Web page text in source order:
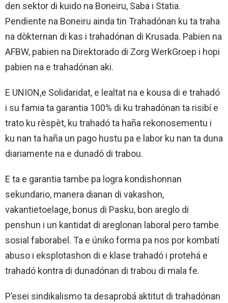
den sektor di kuido na Boneiru, Saba i Statia.
Pendiente na Boneiru ainda tin Trahadónan ku ta traha
na dòkternan di kas i trahadónan di Krusada. Pabien na
AFBW, pabien na Direktorado di Zorg WerkGroep i hopi
pabien na e trahadónan aki.
E UNION,e Solidaridat, e lealtat na e kousa di e trahadó
i su famia ta garantia 100% di ku trahadónan ta risibí e
trato ku rèspèt, ku trahadó ta haña rekonosementu i
ku nan ta haña un pago hustu pa e labor ku nan ta duna
diariamente na e dunadó di trabou.
E ta e garantia tambe pa logra kondishonnan
sekundario, manera dianan di vakashon,
vakantietoelage, bonus di Pasku, bon areglo di
penshun i un kantidat di areglonan laboral pero tambe
sosial faborabel. Ta e úniko forma pa nos por kombatí
abuso i eksplotashon di e klase trahadó i protehá e
trahadó kontra di dunadónan di trabou di mala fe.
P’esei sindikalismo ta desaprobá aktitut di trahadónan